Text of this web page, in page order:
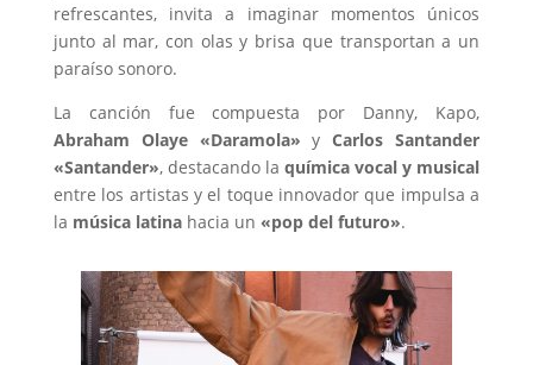
refrescantes, invita a imaginar momentos únicos
junto al mar, con olas y brisa que transportan a un
paraíso sonoro.
La canción fue compuesta por Danny, Kapo,
Abraham Olaye «Daramola» yCarlos Santander
«Santander», destacando la química vocal y musical
entre los artistas y el toque innovador que impulsa a
la música latinahacia un «pop del futuro».